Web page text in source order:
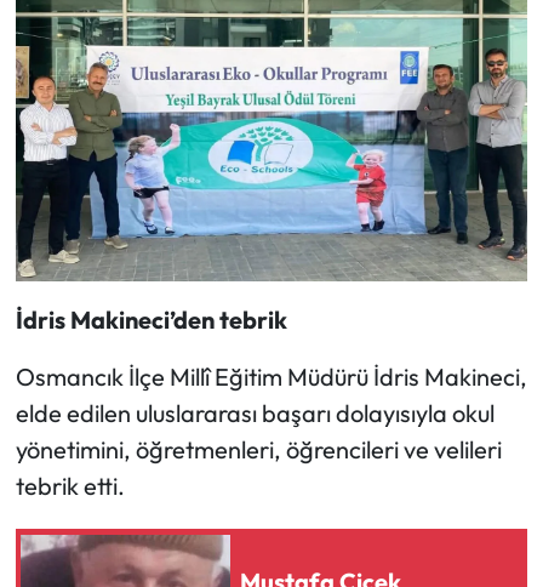
İdris Makineci’den tebrik
Osmancık İlçe Millî Eğitim Müdürü İdris Makineci,
elde edilen uluslararası başarı dolayısıyla okul
yönetimini, öğretmenleri, öğrencileri ve velileri
tebrik etti.
Yaşam
Yayla Haber
Yemek Tarifleri
Yerel Haberler